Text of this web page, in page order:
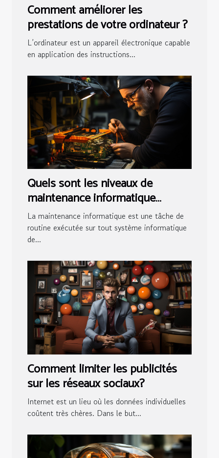
Comment améliorer les
prestations de votre ordinateur ?
L’ordinateur est un appareil électronique capable
en application des instructions...
Quels sont les niveaux de
maintenance informatique
existants ?
La maintenance informatique est une tâche de
routine exécutée sur tout système informatique
de...
Comment limiter les publicités
sur les réseaux sociaux?
Internet est un lieu où les données individuelles
coûtent très chères. Dans le but...